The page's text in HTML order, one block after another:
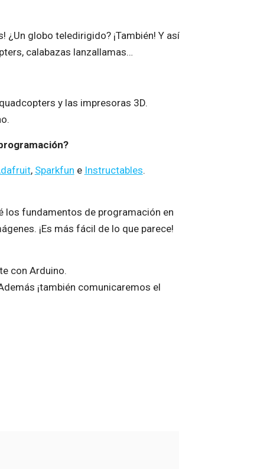
globo teledirigido? ¡También! Y así
calabazas lanzallamas…
y las impresoras 3D.
, Sparkfun e Instructables.
los fundamentos de programación en
¡Es más fácil de lo que parece!
con Arduino.
¡también comunicaremos el